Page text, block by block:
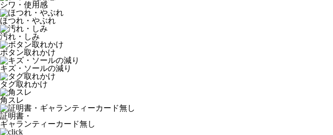
シワ・使用感
ほつれ・やぶれ
汚れ・しみ
ボタン取れかけ
キズ・ソールの減り
タグ取れかけ
角スレ
証明書・
ギャランティーカード無し